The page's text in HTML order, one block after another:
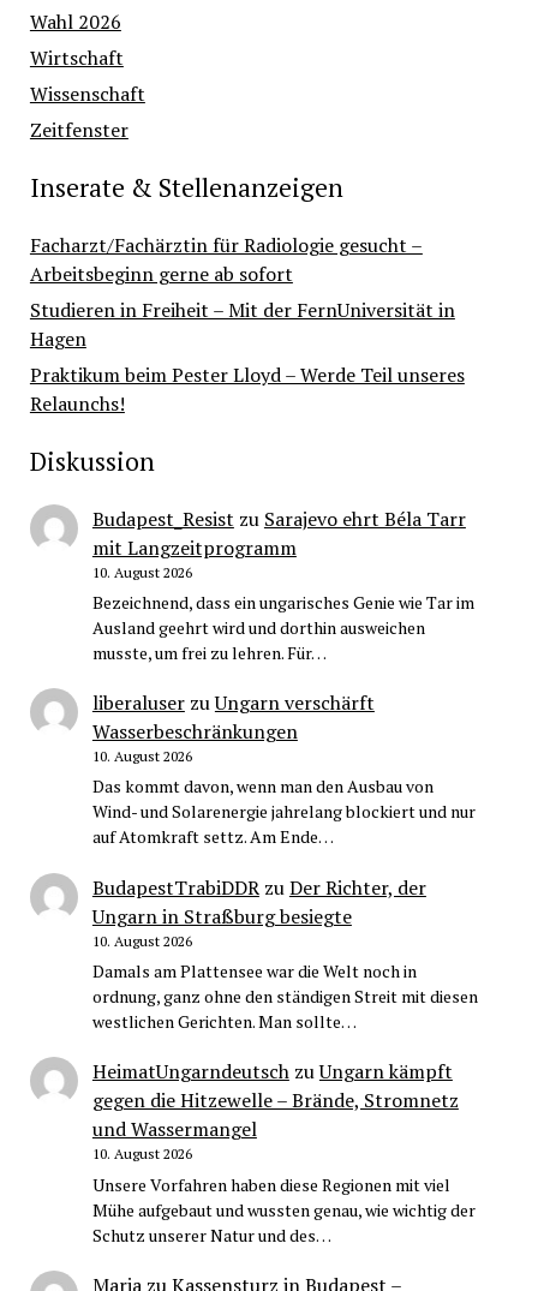
Wahl 2026
Wirtschaft
Wissenschaft
Zeitfenster
Inserate & Stellenanzeigen
Facharzt/Fachärztin für Radiologie gesucht –
Arbeitsbeginn gerne ab sofort
Studieren in Freiheit – Mit der FernUniversität in
Hagen
Praktikum beim Pester Lloyd – Werde Teil unseres
Relaunchs!
Diskussion
Budapest_Resist zu Sarajevo ehrt Béla Tarr
mit Langzeitprogramm
10. August 2026
Bezeichnend, dass ein ungarisches Genie wie Tar im
Ausland geehrt wird und dorthin ausweichen
musste, um frei zu lehren. Für…
liberaluserzuUngarn verschärft
Wasserbeschränkungen
10. August 2026
Das kommt davon, wenn man den Ausbau von
Wind- und Solarenergie jahrelang blockiert und nur
auf Atomkraft settz. Am Ende…
BudapestTrabiDDRzuDer Richter, der
Ungarn in Straßburg besiegte
10. August 2026
Damals am Plattensee war die Welt noch in
ordnung, ganz ohne den ständigen Streit mit diesen
westlichen Gerichten. Man sollte…
HeimatUngarndeutschzuUngarn kämpft
gegen die Hitzewelle – Brände, Stromnetz
und Wassermangel
10. August 2026
Unsere Vorfahren haben diese Regionen mit viel
Mühe aufgebaut und wussten genau, wie wichtig der
Schutz unserer Natur und des…
Maria zu Kassensturz in Budapest –